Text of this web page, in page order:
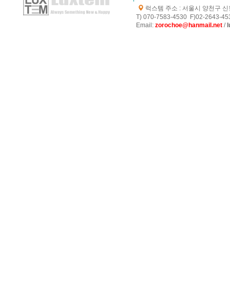
럭스템 주소 : 서울시 양천구
T) 070-7583-4530 F)02-2643-
Email: zorochoe@hanmail.net /